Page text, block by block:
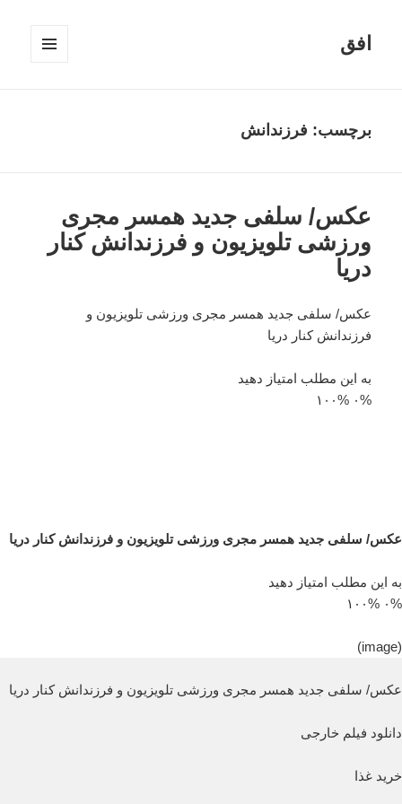
افق
برچسب: فرزندانش
عکس/ سلفی جدید همسر مجری
ورزشی تلویزیون و فرزندانش کنار
دریا
عکس/ سلفی جدید همسر مجری ورزشی تلویزیون و
فرزندانش کنار دریا
به این مطلب امتیاز دهید
۰% ۱۰۰%
عکس/ سلفی جدید همسر مجری ورزشی تلویزیون و فرزندانش کنار دریا
به این مطلب امتیاز دهید
۰% ۱۰۰%
(image)
عکس/ سلفی جدید همسر مجری ورزشی تلویزیون و فرزندانش کنار دریا
دانلود فیلم خارجی
خرید غذا